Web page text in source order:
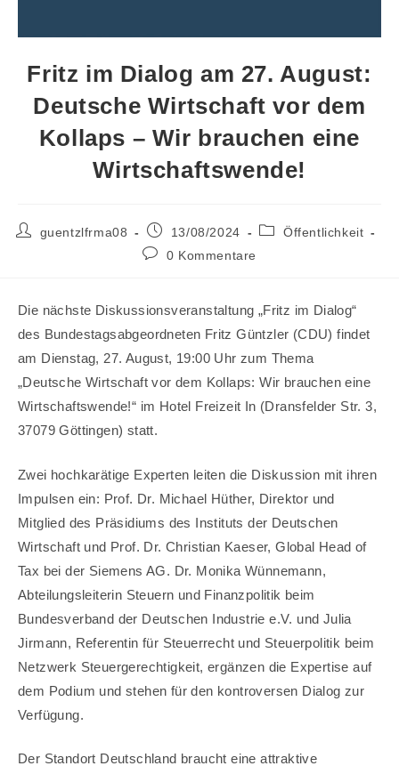
Fritz im Dialog am 27. August:
Deutsche Wirtschaft vor dem
Kollaps – Wir brauchen eine
Wirtschaftswende!
Beitrags-
guentzlfrma08
Beitrag
veröffentlicht:
13/08/2024
Beitrags-
Öffentlichkeit
Beitrags-
0 Kommentare
Die nächste Diskussionsveranstaltung „Fritz im Dialog“
des Bundestagsabgeordneten Fritz Güntzler (CDU) findet
am Dienstag, 27. August, 19:00 Uhr zum Thema
„Deutsche Wirtschaft vor dem Kollaps: Wir brauchen eine
Wirtschaftswende!“ im Hotel Freizeit In (Dransfelder Str. 3,
37079 Göttingen) statt.
Zwei hochkarätige Experten leiten die Diskussion mit ihren
Impulsen ein: Prof. Dr. Michael Hüther, Direktor und
Mitglied des Präsidiums des Instituts der Deutschen
Wirtschaft und Prof. Dr. Christian Kaeser, Global Head of
Tax bei der Siemens AG. Dr. Monika Wünnemann,
Abteilungsleiterin Steuern und Finanzpolitik beim
Bundesverband der Deutschen Industrie e.V. und Julia
Jirmann, Referentin für Steuerrecht und Steuerpolitik beim
Netzwerk Steuergerechtigkeit, ergänzen die Expertise auf
dem Podium und stehen für den kontroversen Dialog zur
Verfügung.
Der Standort Deutschland braucht eine attraktive